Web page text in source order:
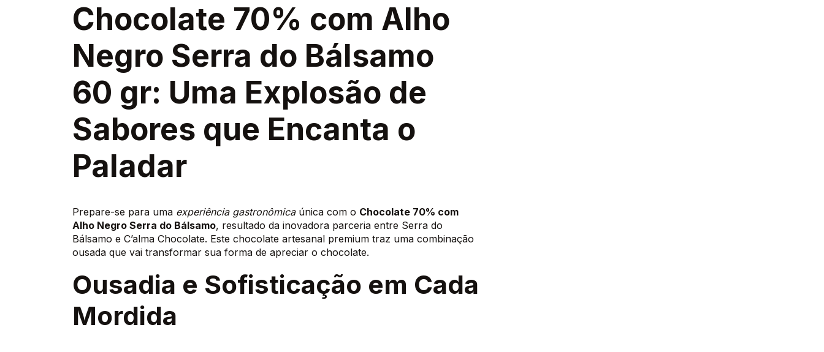
Chocolate 70% com Alho
Negro Serra do Bálsamo
60 gr: Uma Explosão de
Sabores que Encanta o
Paladar
Prepare-se para uma experiência gastronômicaúnica com o Chocolate 70% com
Alho Negro Serra do Bálsamo, resultado da inovadora parceria entre Serra do
Bálsamo e C’alma Chocolate. Este chocolate artesanal premium traz uma combinação
ousada que vai transformar sua forma de apreciar o chocolate.
Ousadia e Sofisticação em Cada
Mordida